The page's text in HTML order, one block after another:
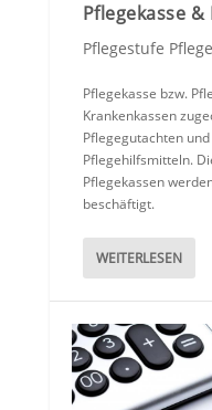
Pflegekasse
Pflegestufe
Pflegekasse bzw.
Krankenkassen
Pflegegutachten
Pflegehilfsmitteln.
Pflegekassen
beschäftigt.
WEITERLESEN